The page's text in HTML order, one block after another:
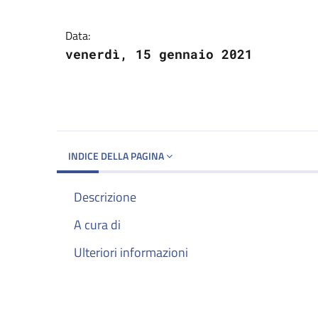
Data:
venerdì, 15 gennaio 2021
INDICE DELLA PAGINA
Descrizione
A cura di
Ulteriori informazioni